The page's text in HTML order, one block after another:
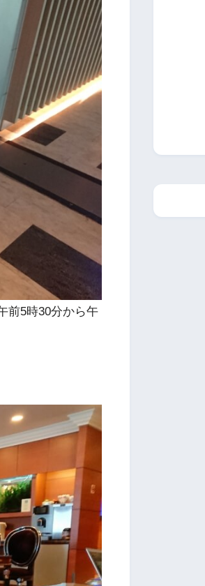
前5時30分から午